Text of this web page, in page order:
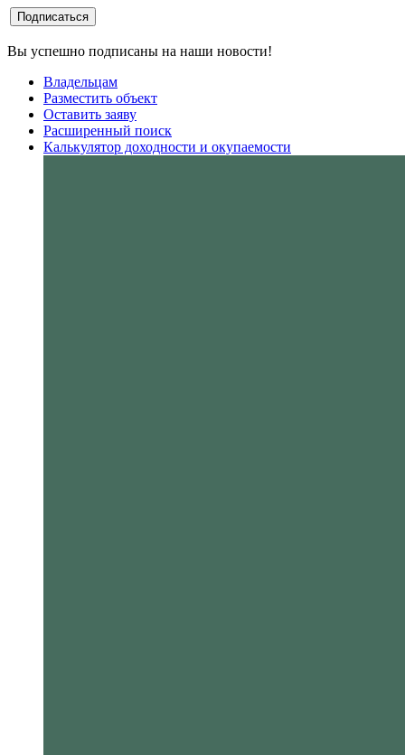
Вы успешно подписаны на наши новости!
Владельцам
Разместить объект
Оставить заяву
Расширенный поиск
Калькулятор доходности и окупаемости